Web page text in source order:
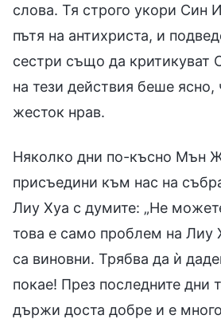
слова. Тя строго укори Син
пътя на антихриста, и
сестри също да критикуват
на тези действия беше
жесток нрав.
Няколко дни по-късно Мън
присъедини към нас на
Лиу Хуа с думите: „Не
това е само проблем на Лиу
са виновни. Трябва да ѝ
покае! През последните дни
държи доста добре и е